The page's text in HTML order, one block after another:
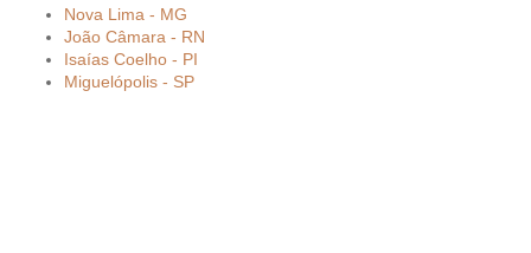
Nova Lima - MG
João Câmara - RN
Isaías Coelho - PI
Miguelópolis - SP